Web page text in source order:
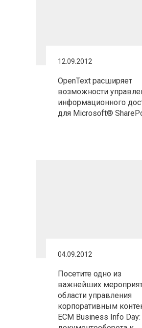
12.09.2012
OpenText расширяет
возможности
информационного
для Microsoft®
04.09.2012
Посетите одно из
важнейших
области управления
корпоративным
ECM Business Info Day: